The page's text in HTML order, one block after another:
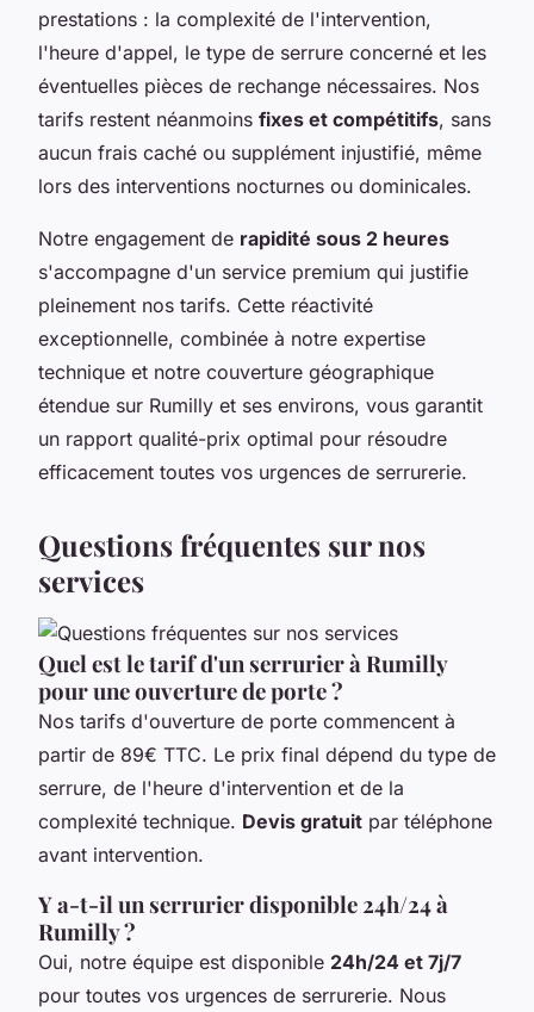
prestations : la complexité de l'intervention,
l'heure d'appel, le type de serrure concerné et les
éventuelles pièces de rechange nécessaires. Nos
tarifs restent néanmoins fixes et compétitifs, sans
aucun frais caché ou supplément injustifié, même
lors des interventions nocturnes ou dominicales.
Notre engagement de rapidité sous 2 heures
s'accompagne d'un service premium qui justifie
pleinement nos tarifs. Cette réactivité
exceptionnelle, combinée à notre expertise
technique et notre couverture géographique
étendue sur Rumilly et ses environs, vous garantit
un rapport qualité-prix optimal pour résoudre
efficacement toutes vos urgences de serrurerie.
Questions fréquentes sur nos
services
Quel est le tarif d'un serrurier à Rumilly
pour une ouverture de porte ?
Nos tarifs d'ouverture de porte commencent à
partir de 89€ TTC. Le prix final dépend du type de
serrure, de l'heure d'intervention et de la
complexité technique. Devis gratuit par téléphone
avant intervention.
Y a-t-il un serrurier disponible 24h/24 à
Rumilly ?
Oui, notre équipe est disponible 24h/24 et 7j/7
pour toutes vos urgences de serrurerie. Nous